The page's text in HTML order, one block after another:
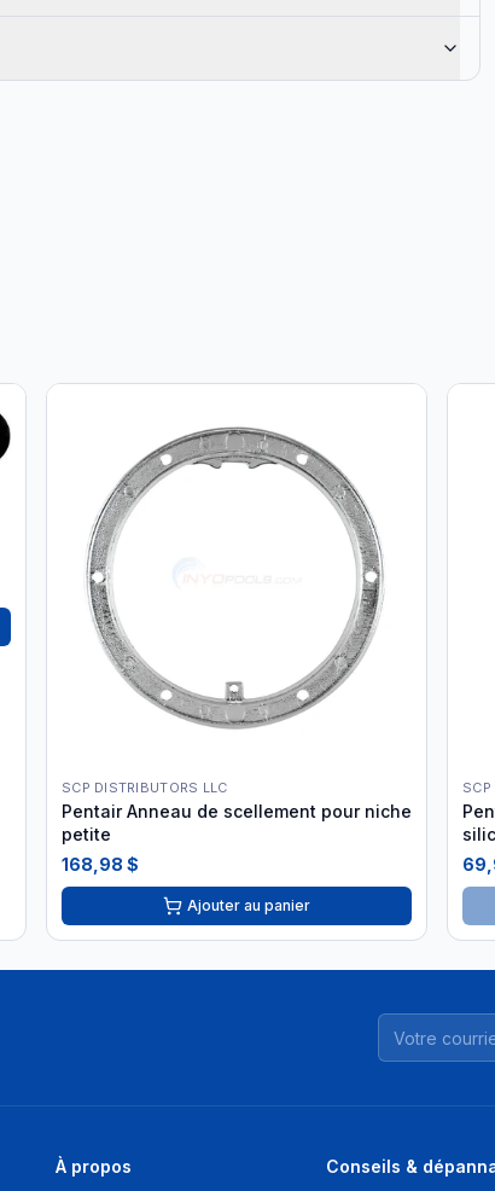
SCP DISTRIBUTORS LLC
Pentair Anneau de scellement pour niche
petite
168,98 $
Ajouter au panier
SCP
À propos Conseils &